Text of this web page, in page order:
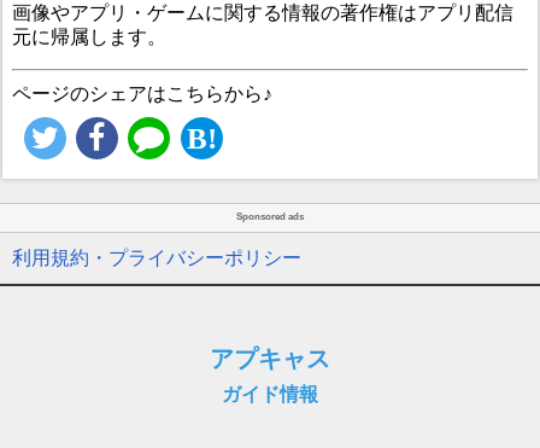
画像やアプリ・ゲームに関する情報の著作権はアプリ配信
元に帰属します。
ページのシェアはこちらから♪
Sponsored ads
利用規約・プライバシーポリシー
アプキャス
ガイド情報